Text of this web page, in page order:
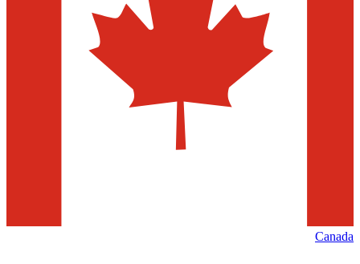
Canada